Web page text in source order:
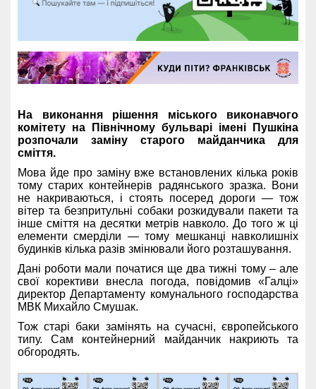
На виконання рішення міського виконавчого
комітету на Північному бульварі імені Пушкіна
розпочали заміну старого майданчика для
сміття.
Мова йде про заміну вже встановлених кілька років
тому старих контейнерів радянського зразка. Вони
не накриваються, і стоять посеред дороги — тож
вітер та безпритульні собаки розкидували пакети та
інше сміття на десятки метрів навколо. До того ж ці
елементи смерділи — тому мешканці навколишніх
будинків кілька разів змінювали його розташування.
Дані роботи мали початися ще два тижні тому – але
свої корективи внесла погода, повідомив «Галці»
директор Департаменту комунального господарства
МВК Михайло Смушак.
Тож старі баки замінять на сучасні, європейського
типу. Сам контейнерний майданчик накриють та
обгородять.